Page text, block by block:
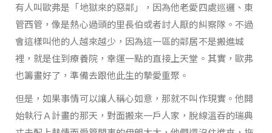
有人叫歐弗是「地獄來的惡鄰」，因為他老愛四處巡邏、東
管西管，像是熱心過頭的里長伯或者討人厭的糾察隊。不過
會這樣叫他的人越來越少，因為這一區的鄰居不是搬進城
裡，就是住到療養院，幸運一點的直接上天堂。其實，歐弗
也籌畫好了，準備去跟他此生的摯愛重聚。
但是，如果事情可以讓人稱心如意，那就不叫作現實。他開
始執行Ａ計畫的那天，對面搬來一戶人家，脫線溫吞的瑞典